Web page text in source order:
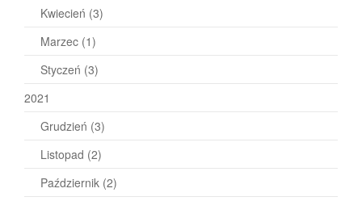
Kwiecień (3)
Marzec (1)
Styczeń (3)
2021
Grudzień (3)
Listopad (2)
Październik (2)